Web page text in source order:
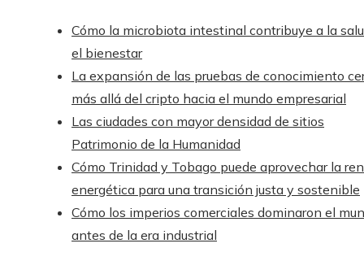
Cómo la microbiota intestinal contribuye a la
el bienestar
La expansión de las pruebas de conocimiento
más allá del cripto hacia el mundo empresarial
Las ciudades con mayor densidad de sitios
Patrimonio de la Humanidad
Cómo Trinidad y Tobago puede aprovechar la
energética para una transición justa y sostenible
Cómo los imperios comerciales dominaron el
antes de la era industrial